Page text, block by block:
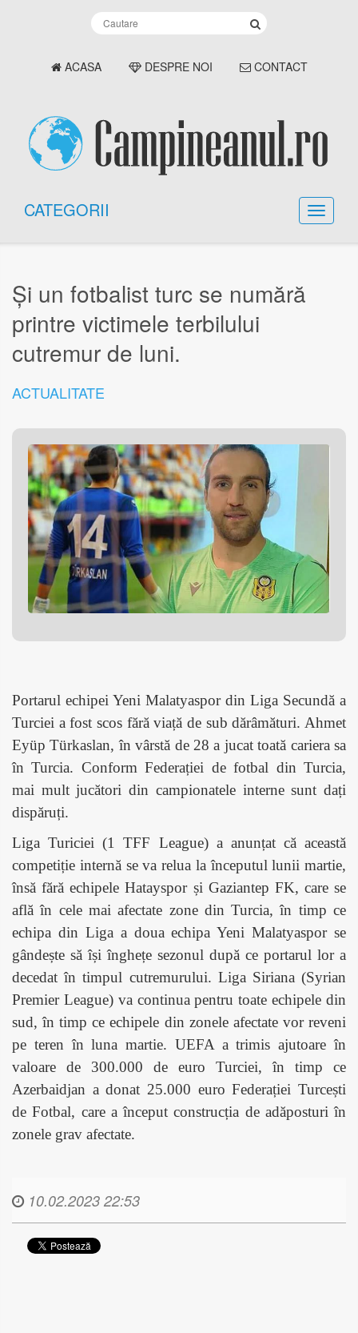
ACASA DESPRE NOI CONTACT
CATEGORII
Și un fotbalist turc se numără
printre victimele terbilului
cutremur de luni.
ACTUALITATE
Portarul echipei Yeni Malatyaspor din Liga Secundă a
Turciei a fost scos fără viață de sub dărâmături. Ahmet
Eyüp Türkaslan, în vârstă de 28 a jucat toată cariera sa
în Turcia. Conform Federației de fotbal din Turcia,
mai mult jucători din campionatele interne sunt dați
dispăruți.
Liga Turiciei (1 TFF League) a anunțat că această
competiție internă se va relua la începutul lunii martie,
însă fără echipele Hatayspor și Gaziantep FK, care se
află în cele mai afectate zone din Turcia, în timp ce
echipa din Liga a doua echipa Yeni Malatyaspor se
gândește să își înghețe sezonul după ce portarul lor a
decedat în timpul cutremurului. Liga Siriana (Syrian
Premier League) va continua pentru toate echipele din
sud, în timp ce echipele din zonele afectate vor reveni
pe teren în luna martie. UEFA a trimis ajutoare în
valoare de 300.000 de euro Turciei, în timp ce
Azerbaidjan a donat 25.000 euro Federației Turcești
de Fotbal, care a început construcția de adăposturi în
zonele grav afectate.
10.02.2023 22:53